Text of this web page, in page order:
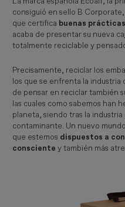
consiguió en sello B
que certifica buenas
acaba de presentar su nueva
totalmente reciclable y
Precisamente, reciclar los
los que se enfrenta la industria
de pensar en reciclar también
las cuales como sabemos han
planeta, siendo tras la
contaminante. Un nuevo
que estemos dispuestos a
conscientey también más